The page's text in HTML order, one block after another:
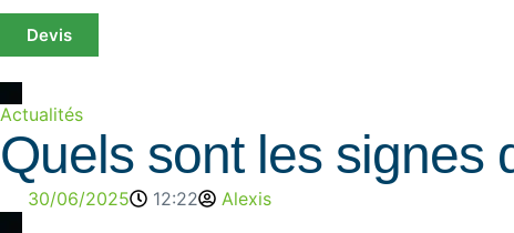
Devis
Actualités
Quels sont les signes
30/06/2025 12:22 Alexis